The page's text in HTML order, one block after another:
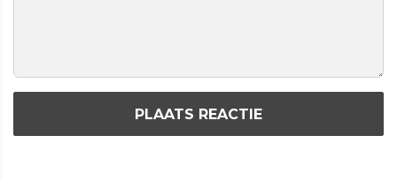
PLAATS REACTIE